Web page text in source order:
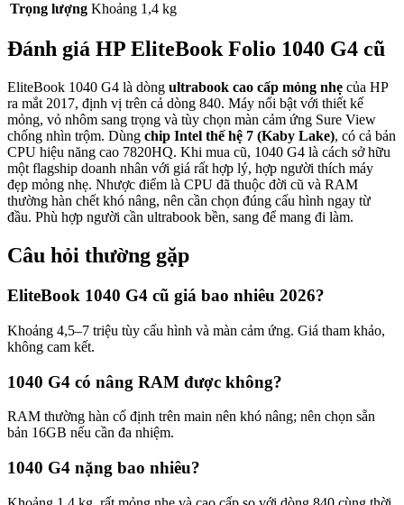
Trọng lượng Khoảng 1,4 kg
Đánh giá HP EliteBook Folio 1040 G4 cũ
EliteBook 1040 G4 là dòng ultrabook cao cấp mỏng nhẹ của HP
ra mắt 2017, định vị trên cả dòng 840. Máy nổi bật với thiết kế
mỏng, vỏ nhôm sang trọng và tùy chọn màn cảm ứng Sure View
chống nhìn trộm. Dùng chip Intel thế hệ 7 (Kaby Lake), có cả bản
CPU hiệu năng cao 7820HQ. Khi mua cũ, 1040 G4 là cách sở hữu
một flagship doanh nhân với giá rất hợp lý, hợp người thích máy
đẹp mỏng nhẹ. Nhược điểm là CPU đã thuộc đời cũ và RAM
thường hàn chết khó nâng, nên cần chọn đúng cấu hình ngay từ
đầu. Phù hợp người cần ultrabook bền, sang để mang đi làm.
Câu hỏi thường gặp
EliteBook 1040 G4 cũ giá bao nhiêu 2026?
Khoảng 4,5–7 triệu tùy cấu hình và màn cảm ứng. Giá tham khảo,
không cam kết.
1040 G4 có nâng RAM được không?
RAM thường hàn cố định trên main nên khó nâng; nên chọn sẵn
bản 16GB nếu cần đa nhiệm.
1040 G4 nặng bao nhiêu?